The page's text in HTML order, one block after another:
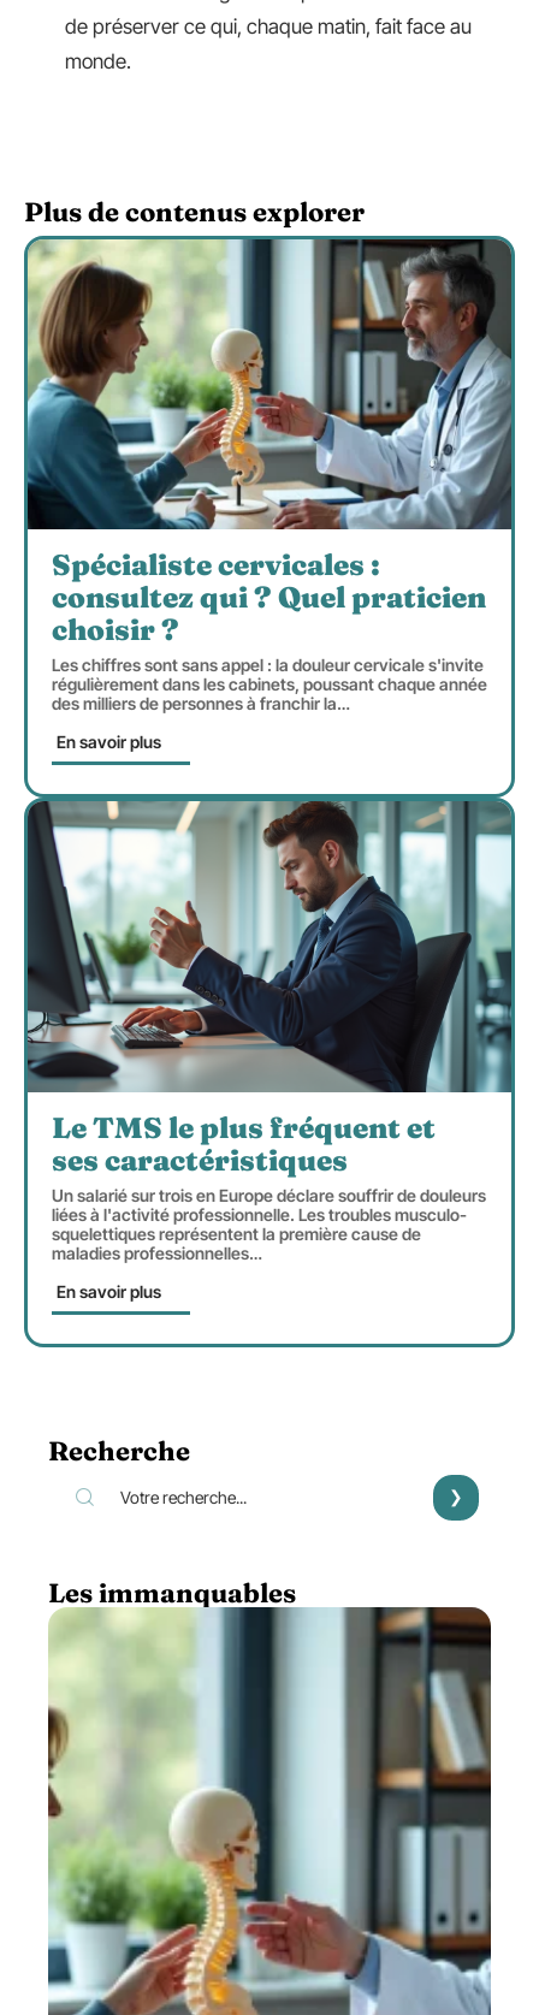
de préserver ce qui, chaque matin, fait face au
monde.
Plus de contenus explorer
Spécialiste cervicales :
consultez qui ? Quel praticien
choisir ?
Les chiffres sont sans appel : la douleur cervicale s'invite
régulièrement dans les cabinets, poussant chaque année
des milliers de personnes à franchir la…
En savoir plus
Le TMS le plus fréquent et
ses caractéristiques
Un salarié sur trois en Europe déclare souffrir de douleurs
liées à l'activité professionnelle. Les troubles musculo-
squelettiques représentent la première cause de
maladies professionnelles…
En savoir plus
Recherche
Les immanquables